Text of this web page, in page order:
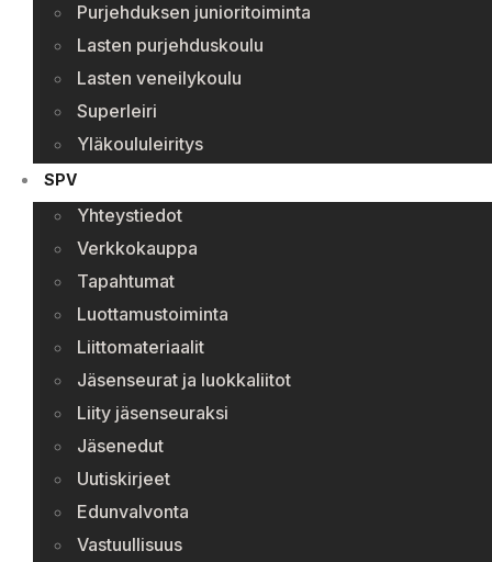
Purjehduksen junioritoiminta
Lasten purjehduskoulu
Lasten veneilykoulu
Superleiri
Yläkoululeiritys
SPV
Yhteystiedot
Verkkokauppa
Tapahtumat
Luottamustoiminta
Liittomateriaalit
Jäsenseurat ja luokkaliitot
Liity jäsenseuraksi
Jäsenedut
Uutiskirjeet
Edunvalvonta
Vastuullisuus